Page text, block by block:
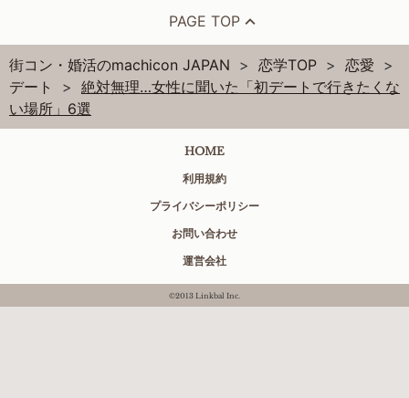
PAGE TOP
街コン・婚活のmachicon JAPAN 恋学TOP
恋愛
デート
絶対無理…女性に聞いた「初デートで行きたくな
い場所」6選
HOME
利用規約
プライバシーポリシー
お問い合わせ
運営会社
©2013 Linkbal Inc.